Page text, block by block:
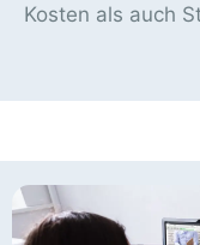
Kosten als auch